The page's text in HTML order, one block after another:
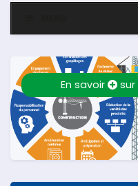
En savoir sur